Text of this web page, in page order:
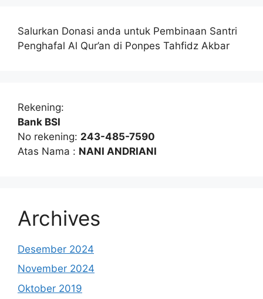
Salurkan Donasi anda untuk Pembinaan Santri
Penghafal Al Qur’an di Ponpes Tahfidz Akbar
Rekening:
Bank BSI
No rekening: 243-485-7590
Atas Nama : NANI ANDRIANI
Archives
Desember 2024
November 2024
Oktober 2019